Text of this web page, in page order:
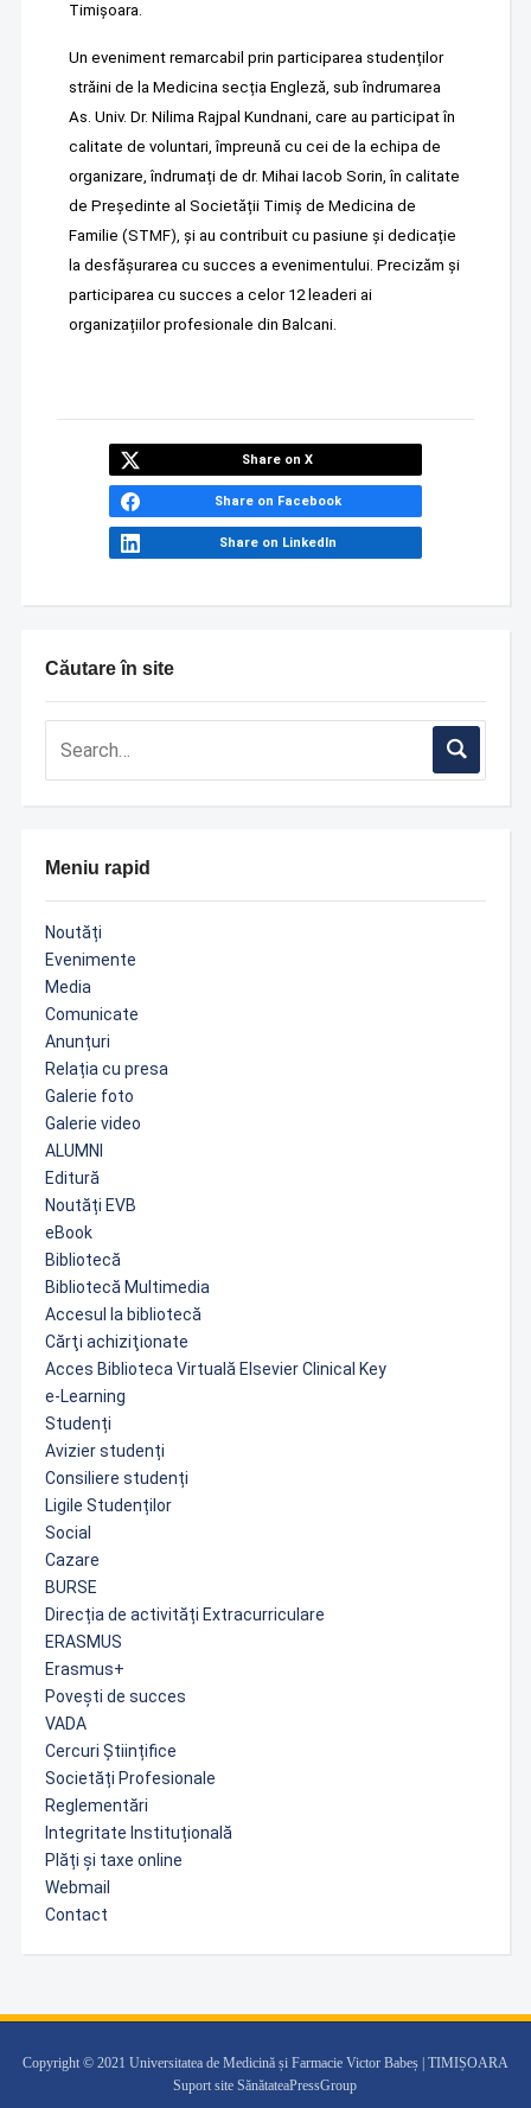
Căutare în site
Meniu rapid
Noutăți
Evenimente
Media
Comunicate
Anunțuri
Relația cu presa
Galerie foto
Galerie video
ALUMNI
Editură
Noutăți EVB
eBook
Bibliotecă
Bibliotecă Multimedia
Accesul la bibliotecă
Cărţi achiziţionate
Acces Biblioteca Virtuală Elsevier Clinical Key
e-Learning
Studenți
Avizier studenți
Consiliere studenți
Ligile Studenților
Social
Cazare
BURSE
Direcția de activități Extracurriculare
ERASMUS
Erasmus+
Povești de succes
VADA
Cercuri Științifice
Societăți Profesionale
Reglementări
Integritate Instituțională
Plăți și taxe online
Webmail
Contact
Timișoara.
Un eveniment remarcabil prin participarea studenților
străini de la Medicina secția Engleză, sub îndrumarea
As. Univ. Dr. Nilima Rajpal Kundnani, care au participat în
calitate de voluntari, împreună cu cei de la echipa de
organizare, îndrumați de dr. Mihai Iacob Sorin, în calitate
de Președinte al Societății Timiș de Medicina de
Familie (STMF), și au contribuit cu pasiune și dedicație
la desfășurarea cu succes a evenimentului. Precizăm și
participarea cu succes a celor 12 leaderi ai
organizațiilor profesionale din Balcani.
Share on X
Share on Facebook
Share on LinkedIn
Copyright © 2021 Universitatea de Medicină și Farmacie Victor Babeș | TIMIȘOARA
Suport site SănătateaPressGroup